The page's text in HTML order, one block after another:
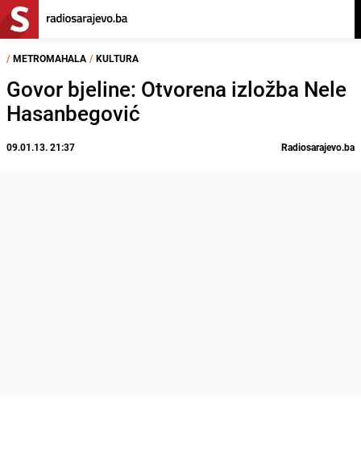
/ METROMAHALA / KULTURA
Govor bjeline: Otvorena izložba Nele
Hasanbegović
09.01.13. 21:37 Radiosarajevo.ba